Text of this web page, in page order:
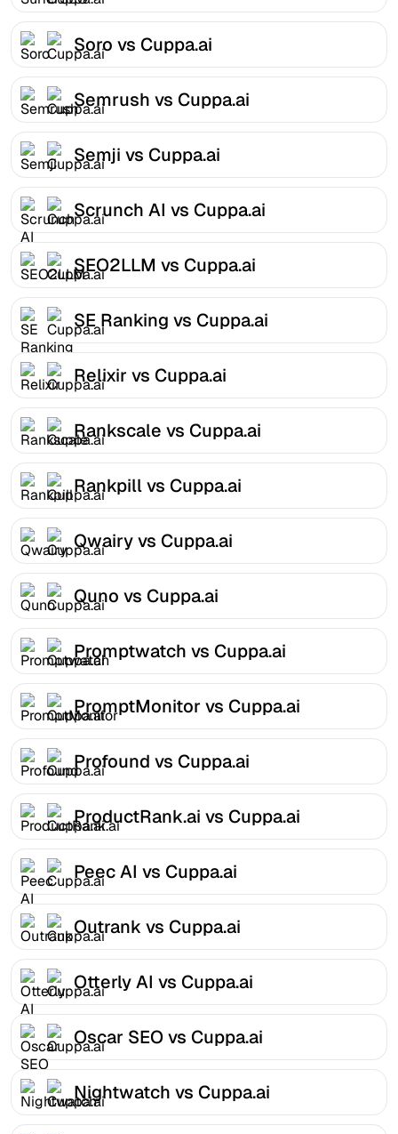
Soro vs Cuppa.ai
Semrush vs Cuppa.ai
Semji vs Cuppa.ai
Scrunch AI vs Cuppa.ai
SEO2LLM vs Cuppa.ai
SE Ranking vs Cuppa.ai
Relixir vs Cuppa.ai
Rankscale vs Cuppa.ai
Rankpill vs Cuppa.ai
Qwairy vs Cuppa.ai
Quno vs Cuppa.ai
Promptwatch vs Cuppa.ai
PromptMonitor vs Cuppa.ai
Profound vs Cuppa.ai
ProductRank.ai vs Cuppa.ai
Peec AI vs Cuppa.ai
Outrank vs Cuppa.ai
Otterly AI vs Cuppa.ai
Oscar SEO vs Cuppa.ai
Nightwatch vs Cuppa.ai